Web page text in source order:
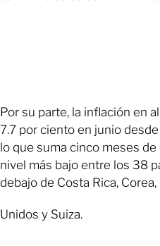
Por su parte, la inflación en
7.7 por ciento en junio
lo que suma cinco meses
nivel más bajo entre los 38
debajo de Costa Rica,
Unidos y Suiza.